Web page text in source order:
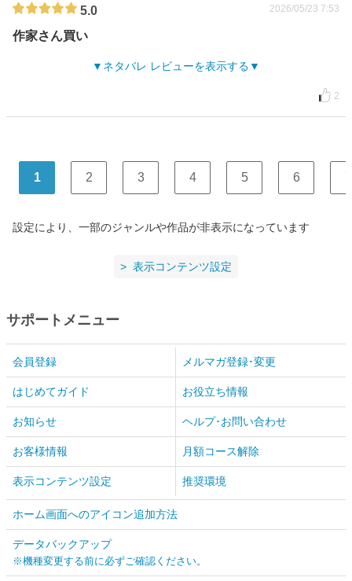
5.0 2026/05/23 7:53
作家さん買い
ネタバレ レビューを表示する
2
1 2 3 4 5 6 7
設定により、一部のジャンルや作品が非表示になっています
表示コンテンツ設定
サポートメニュー
会員登録 メルマガ登録･変更
はじめてガイド お役立ち情報
お知らせ ヘルプ･お問い合わせ
お客様情報 月額コース解除
表示コンテンツ設定 推奨環境
ホーム画面へのアイコン追加方法
データバックアップ
※機種変更する前に必ずご確認ください。